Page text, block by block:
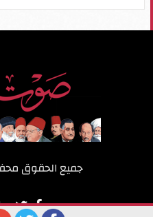
جميع الحقوق